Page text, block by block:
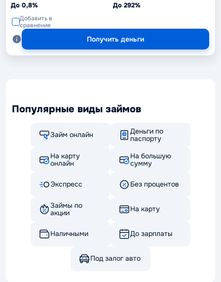
До 0,8% До 292%
Добавить в
сравнение
Получить деньги
Популярные виды займов
Займ онлайн
Деньги по
паспорту
На карту
онлайн
На большую
сумму
Экспресс Без процентов
Займы по
акции
На карту
Наличными До зарплаты
Под залог авто